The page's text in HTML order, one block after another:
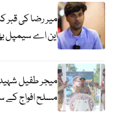
میر رضا کی قبر
این اے سیمپل
مسلح افواج کے